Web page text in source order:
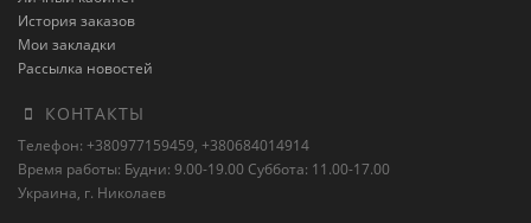
История заказов
Мои закладки
Рассылка новостей
КОНТАКТЫ
Телефон: +380977159459, +380684014914
Время работы: Будни: 9.00-19.00 Суббота: 11.00-17.00
Украина, г. Николаев